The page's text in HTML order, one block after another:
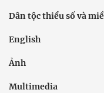
Dân tộc thiểu số và
English
Ảnh
Multimedia